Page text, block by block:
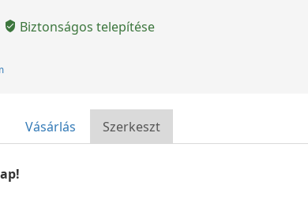
Biztonságos telepítése
Vásárlás Szerkeszt